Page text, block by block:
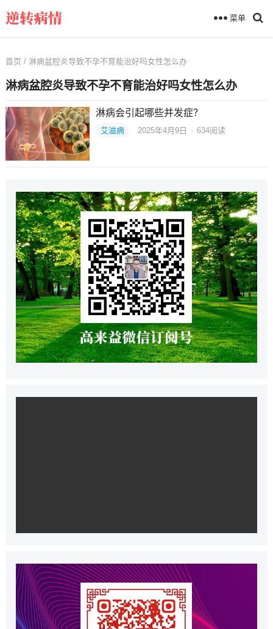
菜单
首页 / 淋病盆腔炎导致不孕不育能治好吗女性怎么办
淋病盆腔炎导致不孕不育能治好吗女性怎么办
淋病会引起哪些并发症？
艾滋病 2025年4月9日 · 634阅读